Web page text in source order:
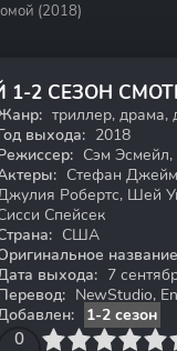
(2018)
2 СЕЗОН
триллер, драма,
выхода: 2018
Сэм
Стефан
Робертс, Шей
Спейсек
США
выхода: 7
NewStudio,
1-2 сезон
0
4 6 7 8 9